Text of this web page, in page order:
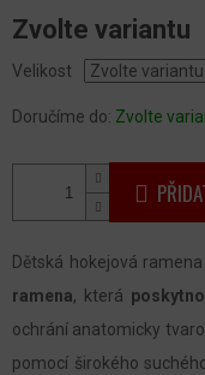
cena:
Zvolte variantu
Velikost
Doručíme do: Zvolte
Dětská hokejová
ramena, která
ochrání anatomicky
pomocí širokého